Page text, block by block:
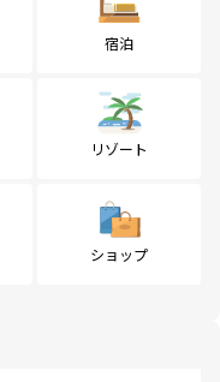
宿泊
リゾート
ショップ